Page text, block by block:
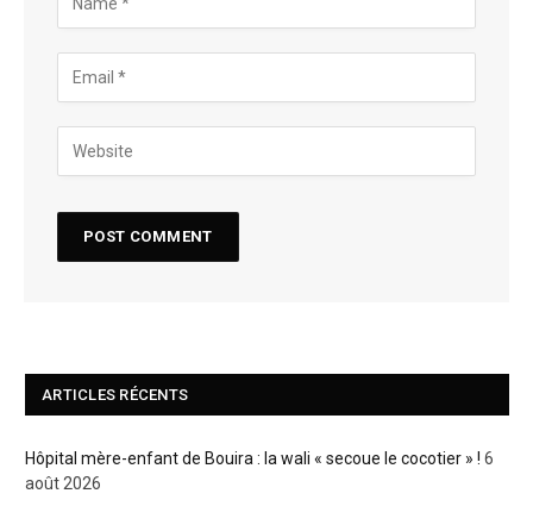
ARTICLES RÉCENTS
Hôpital mère-enfant de Bouira : la wali « secoue le cocotier » ! 6
août 2026